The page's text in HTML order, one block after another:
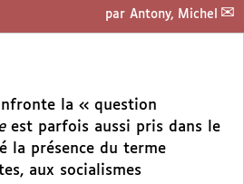
par Antony, Michel
la « question
est parfois aussi pris dans le
la présence du terme
aux socialismes